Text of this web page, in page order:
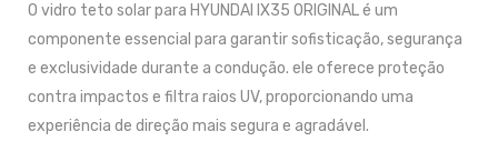
O vidro teto solar para HYUNDAI IX35 ORIGINAL é um
componente essencial para garantir sofisticação, segurança
e exclusividade durante a condução. ele oferece proteção
contra impactos e filtra raios UV, proporcionando uma
experiência de direção mais segura e agradável.